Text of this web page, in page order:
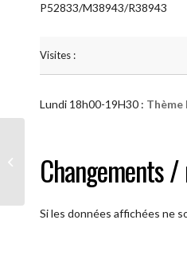
P52833/M38943/R38943
Visites :
Lundi 18h00-19H30 :
Changements
Si les données affichées ne
partages )